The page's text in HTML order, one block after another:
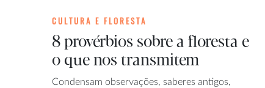
CULTURA E FLORESTA
8 provérbios sobre a floresta e
o que nos transmitem
Condensam observações, saberes antigos,